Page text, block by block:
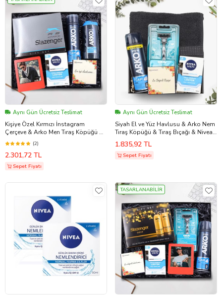
Aynı Gün Ücretsiz Teslimat
Kişiye Özel Kırmızı İnstagram
Çerçeve & Arko Men Tıraş Köpüğü &
Arko Men Tıraş Kolonyası & Nıvea
Tıraş Sonrası Losyon & Slazenger
Active Sport Deodorant+Parfüm Seti
Hediye Seti
(2)
2.301,72 TL
Sepet Fiyatı
Aynı Gün Ücretsiz Teslimat
Siyah El ve Yüz Havlusu & Arko Nem
Tıraş Köpüğü & Tıraş Bıçağı & Nivea
Tıraş Sonrası Losyon Hediye Seti
1.835,92 TL
Sepet Fiyatı
TASARLANABİLİR